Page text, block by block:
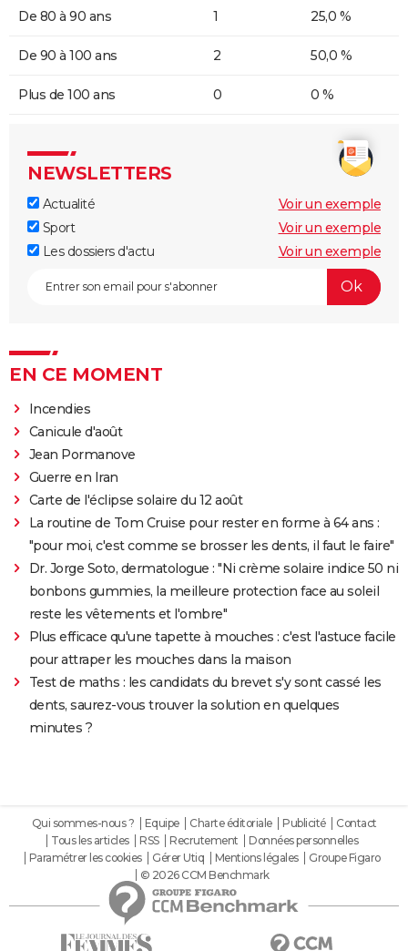
De 80 à 90 ans 1 25,0 %
De 90 à 100 ans 2 50,0 %
Plus de 100 ans 0 0 %
NEWSLETTERS
Actualité
Voir un exemple
Sport
Voir un exemple
Les dossiers d'actu
Voir un exemple
EN CE MOMENT
Incendies
Canicule d'août
Jean Pormanove
Guerre en Iran
Carte de l'éclipse solaire du 12 août
La routine de Tom Cruise pour rester en forme à 64 ans :
"pour moi, c'est comme se brosser les dents, il faut le faire"
Dr. Jorge Soto, dermatologue : "Ni crème solaire indice 50 ni
bonbons gummies, la meilleure protection face au soleil
reste les vêtements et l'ombre"
Plus efficace qu'une tapette à mouches : c'est l'astuce facile
pour attraper les mouches dans la maison
Test de maths : les candidats du brevet s'y sont cassé les
dents, saurez-vous trouver la solution en quelques
minutes ?
Qui sommes-nous ? Equipe Charte éditoriale Publicité
Contact
Tous les articles
RSS Recrutement
Données personnelles
Paramétrer les cookies
Gérer Utiq Mentions légales
Groupe Figaro
© 2026 CCM Benchmark